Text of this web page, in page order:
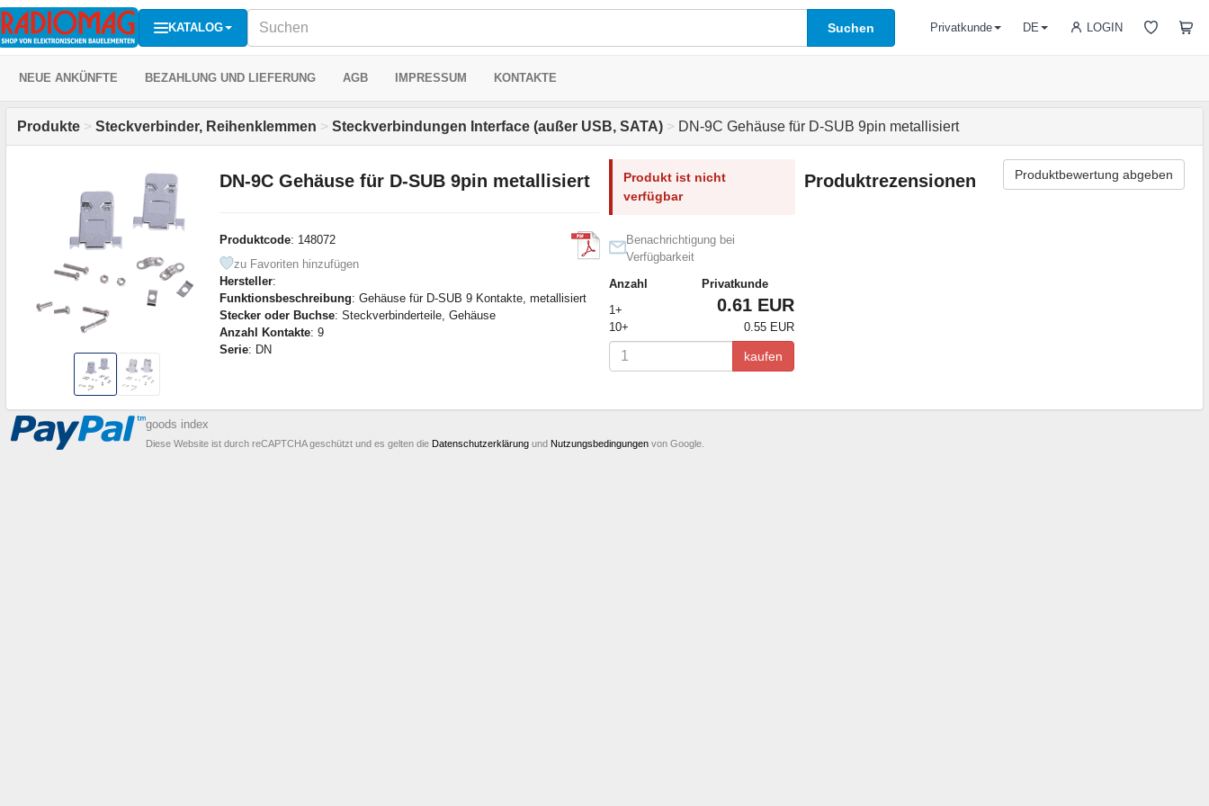
KATALOG Suchen LOGIN
Privatkunde DE
NEUE ANKÜNFTE BEZAHLUNG UND LIEFERUNG AGB IMPRESSUM KONTAKTE
Produkte > Steckverbinder, Reihenklemmen > Steckverbindungen Interface (außer USB, SATA) > DN-9C Gehäuse für D-SUB 9pin metallisiert
DN-9C Gehäuse für D-SUB 9pin metallisiert
Produktcode: 148072
zu Favoriten hinzufügen
Hersteller:
Funktionsbeschreibung: Gehäuse für D-SUB 9 Kontakte, metallisiert
Stecker oder Buchse: Steckverbinderteile, Gehäuse
Anzahl Kontakte: 9
Serie: DN
Produkt ist nicht
verfügbar
Benachrichtigung bei
Verfügbarkeit
Anzahl
Privatkunde
1+
0.61 EUR
10+ 0.55 EUR
kaufen
Produktrezensionen Produktbewertung abgeben
goods index
Diese Website ist durch reCAPTCHA geschützt und es gelten die Datenschutzerklärung und Nutzungsbedingungen von Google.